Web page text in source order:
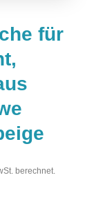
für
berechnet.